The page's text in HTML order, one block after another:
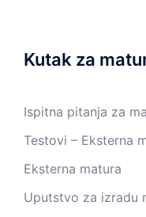
Kutak za
Ispitna pitanja za
Testovi – Eksterna
Eksterna matura
Uputstvo za izradu